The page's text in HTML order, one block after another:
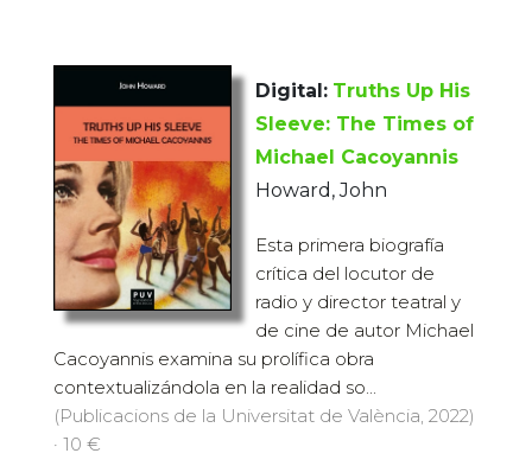
Digital: Truths Up His
Sleeve: The Times of
Michael Cacoyannis
Howard, John
Esta primera biografía
crítica del locutor de
radio y director teatral y
de cine de autor Michael
Cacoyannis examina su prolífica obra
contextualizándola en la realidad so...
(Publicacions de la Universitat de València, 2022)
· 10 €